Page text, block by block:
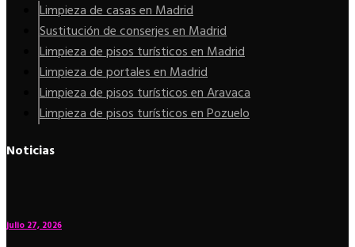
Limpieza de casas en Madrid
Sustitución de conserjes en Madrid
Limpieza de pisos turísticos en Madrid
Limpieza de portales en Madrid
Limpieza de pisos turísticos en Aravaca
Limpieza de pisos turísticos en Pozuelo
Noticias
julio 27, 2026